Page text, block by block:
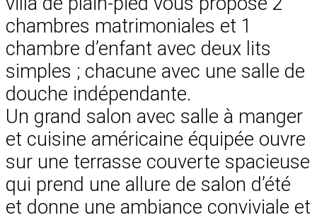
chambres matrimoniales et 1
chambre d’enfant avec deux lits
simples ; chacune avec une salle de
douche indépendante.
Un grand salon avec salle à manger
et cuisine américaine équipée ouvre
sur une terrasse couverte spacieuse
qui prend une allure de salon d’été
et donne une ambiance conviviale et